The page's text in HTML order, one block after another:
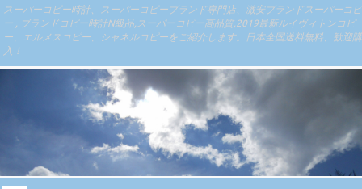
スーパーコピー時計、スーパーコピーブランド専門店、激安ブランドスーパーコピ
ー , ブランドコピー時計N級品,スーパーコピー高品質,2019最新ルイヴィトンコピ
ー、エルメスコピー、シャネルコピーをご紹介します。日本全国送料無料、歓迎購
入！